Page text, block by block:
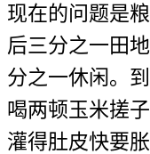
现在的问题是
后三分之一田
分之一休闲。
喝两顿玉米搓
灌得肚皮快要